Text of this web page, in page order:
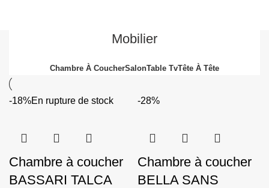
Mobilier
Chambre À CoucherSalonTable TvTête À Tête
-18%En rupture de stock
Chambre à coucher
BASSARI TALCA
-28%
Chambre à coucher
BELLA SANS